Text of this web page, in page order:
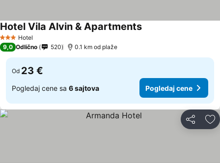
3 Zvezdice
Hotel
Hotel Vila Alvin & Apartments
9,0 Odlično 520 0.1 km od plaže
Od 23 €
Pogledaj cene sa 6 sajtova Pogledaj cene
Deli